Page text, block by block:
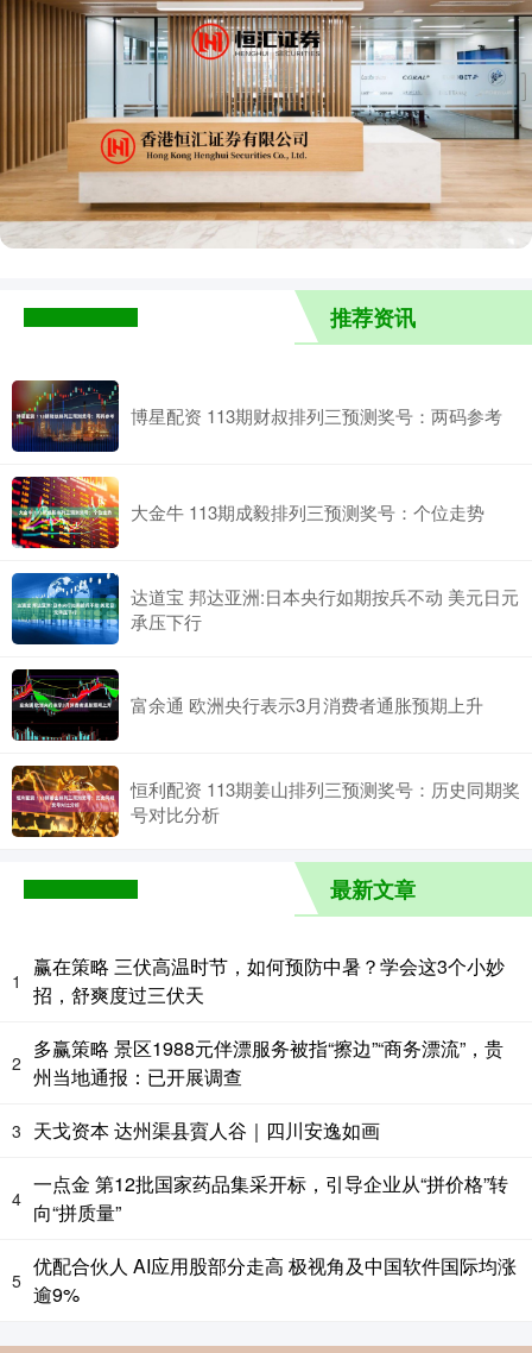
推荐资讯
博星配资 113期财叔排列三预测奖号：两码参考
大金牛 113期成毅排列三预测奖号：个位走势
达道宝 邦达亚洲:日本央行如期按兵不动 美元日元
承压下行
富余通 欧洲央行表示3月消费者通胀预期上升
恒利配资 113期姜山排列三预测奖号：历史同期奖
号对比分析
最新文章
1
赢在策略 三伏高温时节，如何预防中暑？学会这3个小妙
招，舒爽度过三伏天
2
多赢策略 景区1988元伴漂服务被指“擦边”“商务漂流”，贵
州当地通报：已开展调查
3 天戈资本 达州渠县賨人谷｜四川安逸如画
4
一点金 第12批国家药品集采开标，引导企业从“拼价格”转
向“拼质量”
5
优配合伙人 AI应用股部分走高 极视角及中国软件国际均涨
逾9%